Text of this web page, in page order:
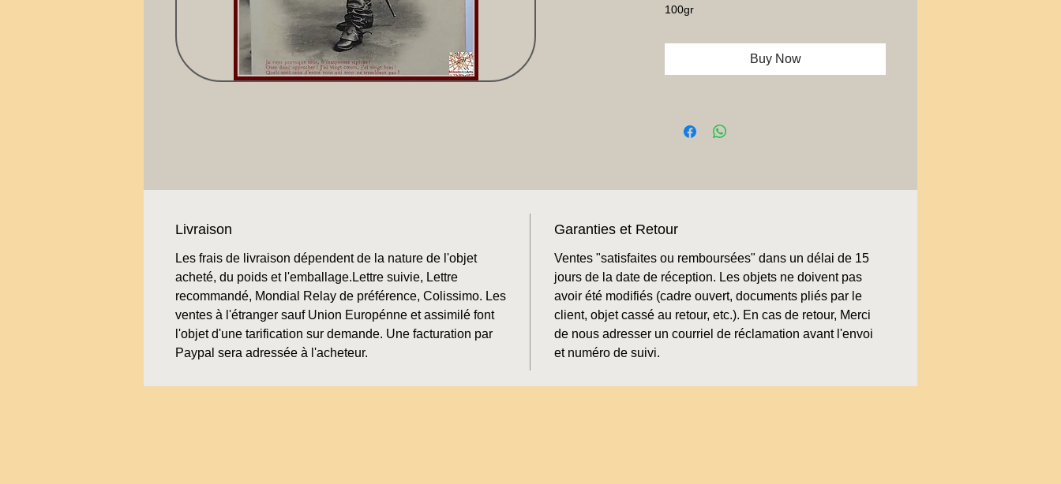
100gr
Buy Now
Livraison
Les frais de livraison dépendent de la nature de l'objet
acheté, du poids et l'emballage.Lettre suivie, Lettre
recommandé, Mondial Relay de préférence, Colissimo. Les
ventes à l'étranger sauf Union Europénne et assimilé font
l'objet d'une tarification sur demande. Une facturation par
Paypal sera adressée à l'acheteur.
Garanties et Retour
Ventes "satisfaites ou remboursées" dans un délai de 15
jours de la date de réception. Les objets ne doivent pas
avoir été modifiés (cadre ouvert, documents pliés par le
client, objet cassé au retour, etc.). En cas de retour, Merci
de nous adresser un courriel de réclamation avant l'envoi
et numéro de suivi.